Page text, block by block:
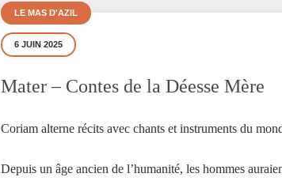
LE MAS D'AZIL
6 JUIN 2025
Mater – Contes de la Déesse Mère
Coriam alterne récits avec chants et instruments du
Depuis un âge ancien de l’humanité, les hommes